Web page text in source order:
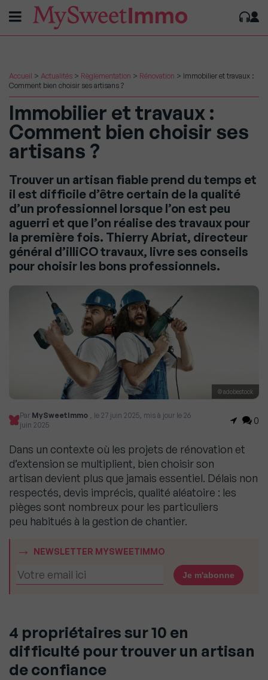
Accueil > Actualités > Règlementation > Rénovation > Immobilier et travaux :
Comment bien choisir ses artisans ?
Immobilier et travaux :
Comment bien choisir ses
artisans ?
Trouver un artisan fiable prend du temps et
il est difficile d’être certain de la qualité
d’un professionnel lorsque l’on est peu
aguerri et que l’on réalise des travaux pour
la première fois. Thierry Abriat, directeur
général d’illiCO travaux, livre ses conseils
pour choisir les bons professionnels.
© adobestock
Par MySweetImmo , le 27 juin 2025, mis à jour le 26
juin 2025
0
Dans un contexte où les projets de rénovation et
d’extension se multiplient, bien choisir son
artisan devient plus que jamais essentiel. Délais non
respectés, devis imprécis, qualité aléatoire : les
pièges sont nombreux pour les particuliers
peu habitués à la gestion de chantier.
NEWSLETTER MYSWEETIMMO
4 propriétaires sur 10 en
difficulté pour trouver un artisan
de confiance